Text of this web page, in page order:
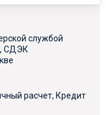
службой
СДЭК
расчет, Кредит